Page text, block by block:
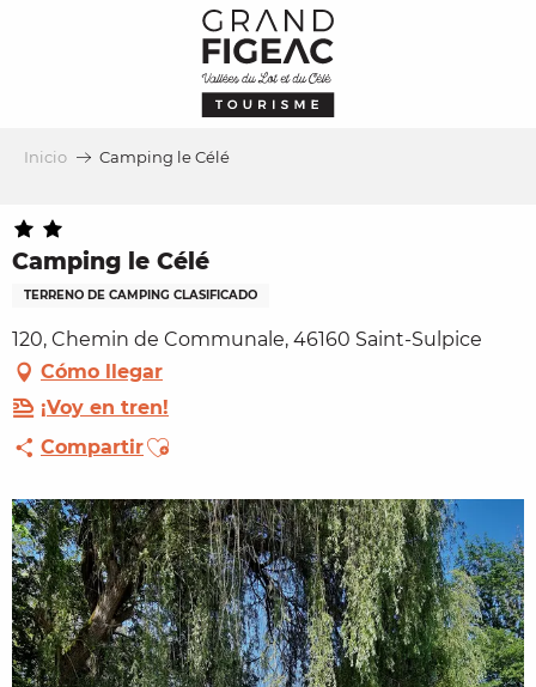
Inicio Camping le Célé
Camping le Célé
TERRENO DE CAMPING CLASIFICADO
120, Chemin de Communale, 46160 Saint-Sulpice
Cómo llegar
¡Voy en tren!
CompartirAjouter aux favoris